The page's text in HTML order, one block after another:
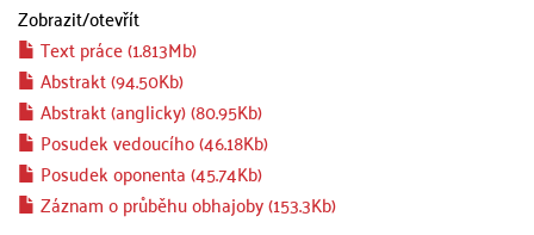
Zobrazit/otevřít
Text práce (1.813Mb)
Abstrakt (94.50Kb)
Abstrakt (anglicky) (80.95Kb)
Posudek vedoucího (46.18Kb)
Posudek oponenta (45.74Kb)
Záznam o průběhu obhajoby (153.3Kb)